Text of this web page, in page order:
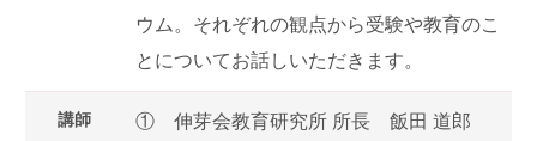
ウム。それぞれの観点から受験や教育のこ
とについてお話しいただきます。
講師
① 伸芽会教育研究所 所長 飯田 道郎